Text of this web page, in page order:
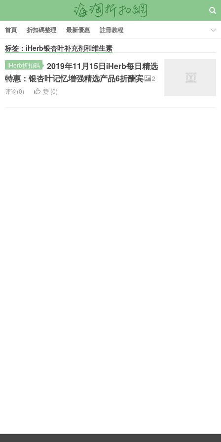
首頁 折扣碼整理 最新優惠 註冊教程
标签：iHerb银杏叶补充剂和维生素
iHerb折扣碼
2019年11月15日iHerb每日精选
特惠：银杏叶记忆增强精选产品6折酬宾
2
评论(0)
赞 (0)